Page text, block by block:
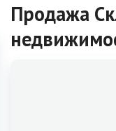
Продажа